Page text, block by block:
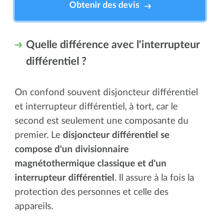
Obtenir des devis
Quelle différence avec l'interrupteur
différentiel ?
On confond souvent disjoncteur différentiel
et interrupteur différentiel, à tort, car le
second est seulement une composante du
premier. Le disjoncteur différentiel se
compose d'un divisionnaire
magnétothermique classique et d'un
interrupteur différentiel . Il assure à la fois la
protection des personnes et celle des
appareils.